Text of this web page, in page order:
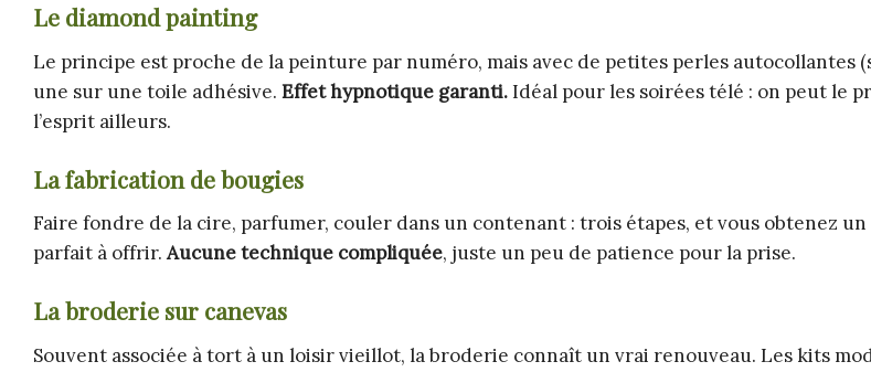
Le diamond painting
Le principe est proche de la peinture par numéro, mais avec de petites perles autocollantes
une sur une toile adhésive. Effet hypnotique garanti.Idéal pour les soirées télé : on peut le
l’esprit ailleurs.
La fabrication de bougies
Faire fondre de la cire, parfumer, couler dans un contenant : trois étapes, et vous obtenez
parfait à offrir.Aucune technique compliquée, juste un peu de patience pour la prise.
La broderie sur canevas
Souvent associée à tort à un loisir vieillot, la broderie connaît un vrai renouveau. Les kits